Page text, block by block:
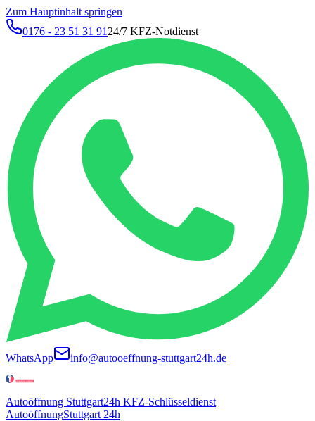
Zum Hauptinhalt springen
0176 - 23 51 31 91 24/7 KFZ-Notdienst
WhatsApp info@autooeffnung-stuttgart24h.de
Autoöffnung Stuttgart24h KFZ-Schlüsseldienst
AutoöffnungStuttgart 24h